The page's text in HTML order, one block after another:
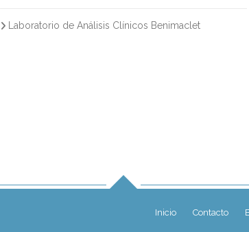
Laboratorio de Análisis Clínicos Benimaclet
Inicio Contacto